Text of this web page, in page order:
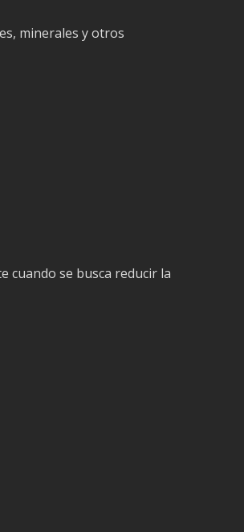
minerales y otros
cuando se busca reducir la